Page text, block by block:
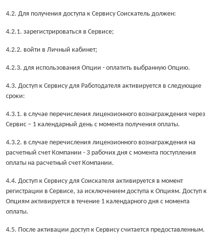
4.2. Для получения доступа к Сервису Соискатель должен:
4.2.1. зарегистрироваться в Сервисе;
4.2.2. войти в Личный кабинет;
4.2.3. для использования Опции - оплатить выбранную Опцию.
4.3. Доступ к Сервису для Работодателя активируется в следующие
сроки:
4.3.1. в случае перечисления лицензионного вознаграждения через
Сервис – 1 календарный день с момента получения оплаты.
4.3.2. в случае перечисления лицензионного вознаграждения на
расчетный счет Компании - 3 рабочих дня с момента поступления
оплаты на расчетный счет Компании.
4.4. Доступ к Сервису для Соискателя активируется в момент
регистрации в Сервисе, за исключением доступа к Опциям. Доступ к
Опциям активируется в течение 1 календарного дня с момента
оплаты.
4.5. После активации доступ к Сервису считается предоставленным.